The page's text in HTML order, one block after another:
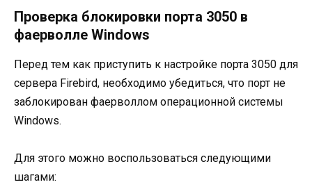
Проверка блокировки порта 3050 в
фаерволле Windows
Перед тем как приступить к настройке порта 3050 для
сервера Firebird, необходимо убедиться, что порт не
заблокирован фаерволлом операционной системы
Windows.
Для этого можно воспользоваться следующими
шагами: